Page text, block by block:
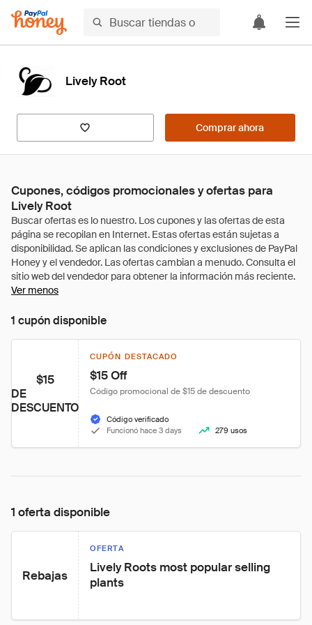
Lively Root
Comprar ahora
Cupones, códigos promocionales y ofertas para
Lively Root
Ver menos
1 cupón disponible
$15
DE
DESCUENTO
CUPÓN DESTACADO
$15 Off
Código promocional de $15 de descuento
Código verificado
Funcionó hace 3 days
279 usos
1 oferta disponible
Rebajas
OFERTA
Lively Roots most popular selling
plants